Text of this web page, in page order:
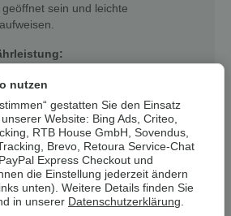
sein und leichte
– als zusätzliche Sicherheit über
gesetzlichen
(24 Monate) bleiben hiervon
unberührt.
nutzen
gestatten Sie den Einsatz
Website: Bing Ads, Criteo,
RTB House GmbH, Sovendus,
Brevo, Retoura Service-Chat
Express Checkout und
die Einstellung jederzeit ändern
unten). Weitere Details finden Sie
in unserer Datenschutzerklärung.